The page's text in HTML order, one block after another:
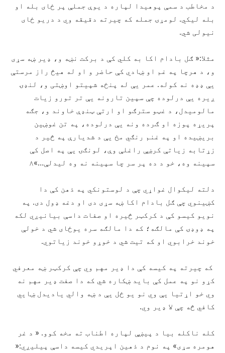
د مخاطب د سمې پوهیدا لپاره د یوې جملې پر ځای بله او
بله لیکي. لومړۍ جمله که چیرته دقیقه وي د دریو ځای
نیولی شي.
مثلا:« ګل بادام اکا به کلي کې د برکت نښه و، ډير ښه سړی
و، د هرچا په غم او ښادي کې حاضر و او له هیڅ راز مرستې
یې ډډه نه کوله. عمر یې له پنځه شپیتو اوښتی و، لنډۍ
ږیره یې درلوده چې سپین تارونه یې تر تورو زیات
مالومیدل، د غټو سترګو او ارتې ټنډې خاوند و، جګه
پریړه پوزه او ګرده ونه یې درلوده، په تن غوښین
بریښیده او په غنم رنګي مخ یې د شدیارې په څیر د
زړتابه زیاتې کرښې راغلې وې، لونګۍ یې په اصل کې
سپینه وه، خو د ده پر سر چا سپینه نه وه لیدلې…»۸
دلته لیکوال غواړي چې د لوستونکي په ذهن کې دا
کښینوي چې ګل بادام اکا ښه سړی دی او دغه ډول دی. په
نویو کیسو کې د کرکټر څیره او صفات داسې بیانیږي لکه
په ډوډۍ کې مالګه؛ که دا مالګه سره یوځای شي د خولې
خوند خرابوي او که تیت شي د خوړو خوند زیاتوي.
که چیرته په کیسه کې دا ډير مهم وي چې کرکټر ښه معرفي
کړو نو په عمل کې باید ښکاره شي که دا صفت ډير مهم نه
وي خو اړتیا یې وي نو یو ځل یې د ښه والي یادیدل ښایي
کافي څه چې لا ډير وي.
کله ناکله بیا د پیښې لپاره اطناب ته مخه کوو. « د غر
هومره سړی» په نوم د ذهین اپریدي کیسه داسې پیلیږي:«